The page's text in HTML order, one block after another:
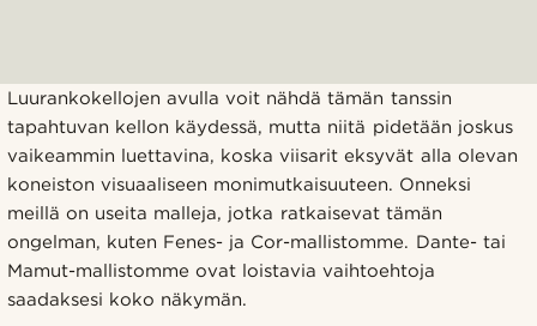
Luurankokellojen avulla voit nähdä tämän tanssin
tapahtuvan kellon käydessä, mutta niitä pidetään joskus
vaikeammin luettavina, koska viisarit eksyvät alla olevan
koneiston visuaaliseen monimutkaisuuteen. Onneksi
meillä on useita malleja, jotka ratkaisevat tämän
ongelman, kuten Fenes- ja Cor-mallistomme. Dante- tai
Mamut-mallistomme ovat loistavia vaihtoehtoja
saadaksesi koko näkymän.